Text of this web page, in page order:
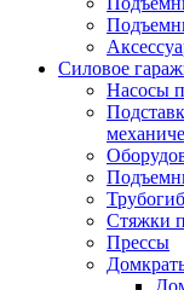
Силовое
Насосы
Стяжки
Прессы